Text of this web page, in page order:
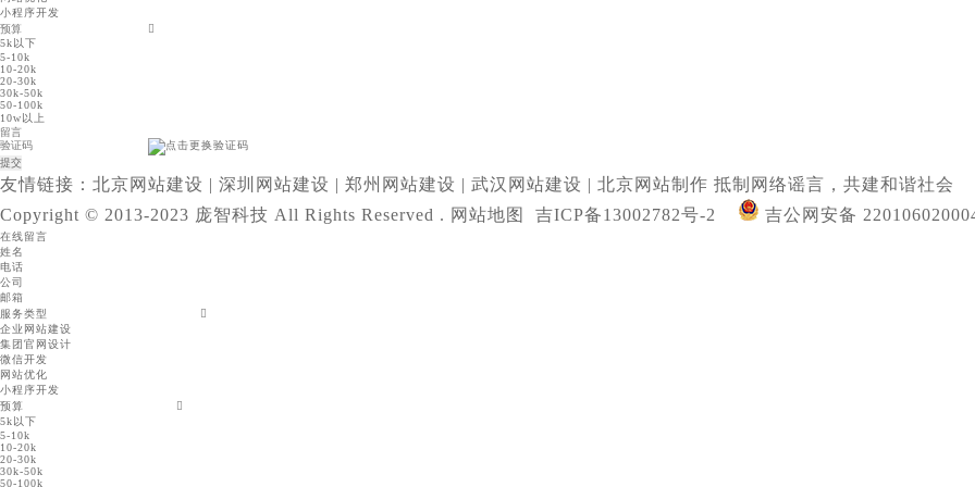
小程序开发
5k以下
5-10k
10-20k
20-30k
30k-50k
50-100k
10w以上
友情链接： 北京网站建设 | 深圳网站建设 | 郑州网站建设 | 武汉网站建设 | 北京网站制作 抵制网络谣言，共建和谐社会
Copyright © 2013-2023 庞智科技 All Rights Reserved . 网站地图 吉ICP备13002782号-2 吉公网安备
在线留言
姓名
电话
公司
邮箱
服务类型
企业网站建设
集团官网设计
微信开发
网站优化
小程序开发
预算
5k以下
5-10k
10-20k
20-30k
30k-50k
50-100k